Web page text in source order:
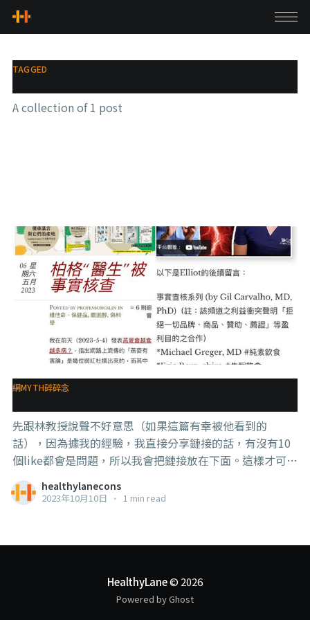
TAGGED
A collection of 1 post
網MYTH碎碎念
先跟林教授說聲不好意思（如果這篇有幸被他看到的
話），因為據我的經驗，我直接分享鏈接的話，有沒有10
個like都會是問題，所以我會把鏈接放在下面。這樣才可以
讓更多人看到這優質內容。 那位大家想必很熟面的“醫
生”的內容三天兩頭就會有人來問，他的東西有時候真的
也沒有耐心去聽那些真真假假的分析。 當然，林教授這篇
道【一直有人在查證他講的東西和專業資格】就好了。 . . .
最後，嘿～看了這篇你們就知道了，別叫我網紅蛤，真的
healthylanecons
2023年10月10日 • 1 min read
HealthyLane© 2026
Powered by Ghost